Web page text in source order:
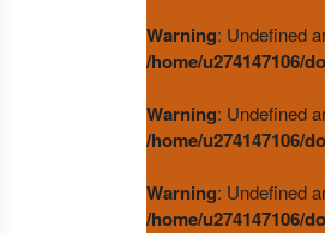
Warning: Undefined
/home/u274147106/
Warning: Undefined
/home/u274147106/
Warning: Undefined
/home/u274147106/